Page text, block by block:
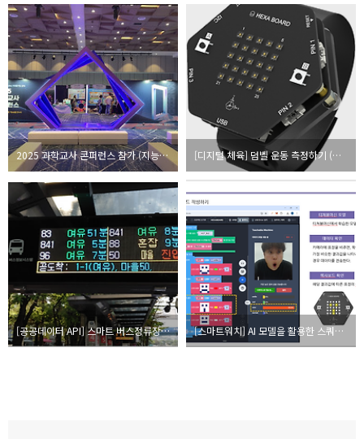
2025 과학교사 콘퍼런스 참가 (지능형과학실 ON) [디지털 체육] 덤벨 운동 측정하기 (헥사보드 스마트워치)
[공공데이터 API] 스마트 버스정류장 만들기 [스마트워치] AI 모델을 활용한 스쿼트 운동하기